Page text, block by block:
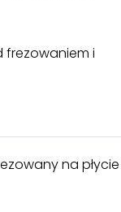
frezowaniem i
na płycie